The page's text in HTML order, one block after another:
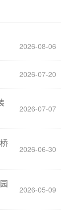
2026-08-06
2026-07-20
2026-07-07
2026-06-30
2026-05-09